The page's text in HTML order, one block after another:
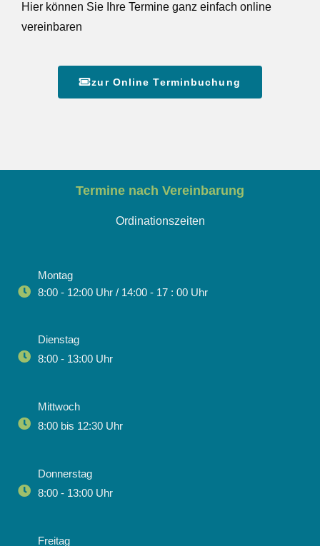
Hier können Sie Ihre Termine ganz einfach online
vereinbaren
zur Online Terminbuchung
Termine nach Vereinbarung
Ordinationszeiten
Montag
8:00 - 12:00 Uhr / 14:00 - 17 : 00 Uhr
Dienstag
8:00 - 13:00 Uhr
Mittwoch
8:00 bis 12:30 Uhr
Donnerstag
8:00 - 13:00 Uhr
Freitag